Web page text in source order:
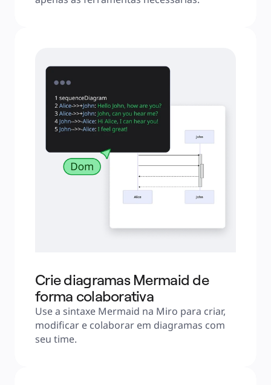
Crie diagramas Mermaid de
forma colaborativa
Use a sintaxe Mermaid na Miro para criar,
modificar e colaborar em diagramas com
seu time.